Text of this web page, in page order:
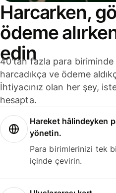
Harcarken,
ödeme
edin
40'tan fazla para
harcadıkça ve ödeme
İhtiyacınız olan her şey,
hesapta.
Hareket hâlindeyken
yönetin.
Para birimlerinizi tek
içinde çevirin.